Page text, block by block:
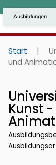
Ausbildungen
Start |
und
Kunst